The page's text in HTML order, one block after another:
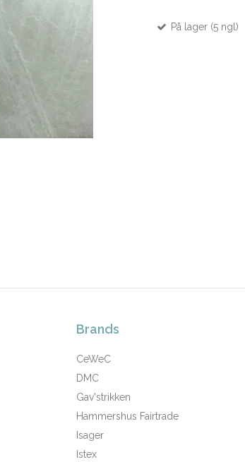
På lager (5 ngl)
Brands
CeWeC
DMC
Gav'strikken
Hammershus Fairtrade
Isager
Istex